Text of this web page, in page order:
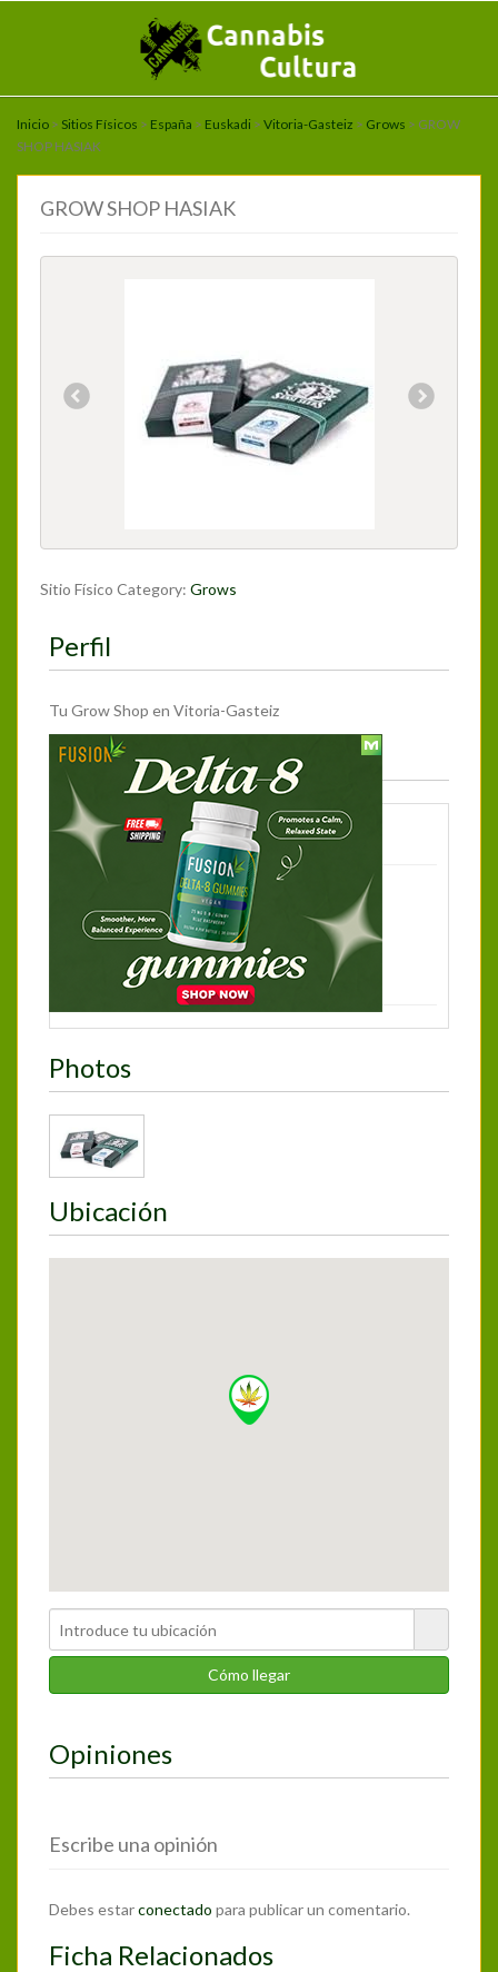
Inicio > Sitios Físicos > España > Euskadi > Vitoria-Gasteiz > Grows > GROW
SHOP HASIAK
GROW SHOP HASIAK
Sitio Físico Category: Grows
Perfil
Tu Grow Shop en Vitoria-Gasteiz
Más Información
Teléfono:945241372
Bruno Villarreal Kalea 2
Vitoria-Gasteiz
Euskadi
Photos
Ubicación
Opiniones
Escribe una opinión
Debes estarconectado para publicar un comentario.
Ficha Relacionados